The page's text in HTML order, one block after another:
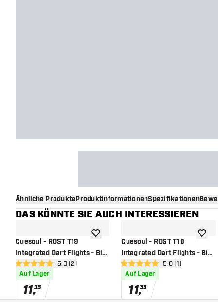
Ähnliche ProdukteProduktinformationenSpezifikationen
DAS KÖNNTE SIE AUCH INTERESSIEREN
Cuesoul - ROST T19
Integrated Dart Flights - Big
Wing - Green Clear - Dart
Flights
Bewertungsbereich öffnen
5 Bewertungssterne
5.0 (2)
Auf Lager
11,35
Zur Wunschliste hinzufügen
Cuesoul - ROST T19
Integrated Dart Flights - Big
Wing - Red White - Dart
Flights
5 Bewertungssterne
5.0 (1)
Auf Lager
11,35
Zur